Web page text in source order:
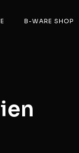
B-WARE SHOP